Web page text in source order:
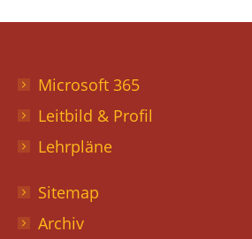
Microsoft 365
Leitbild & Profil
Lehrpläne
Sitemap
Archiv